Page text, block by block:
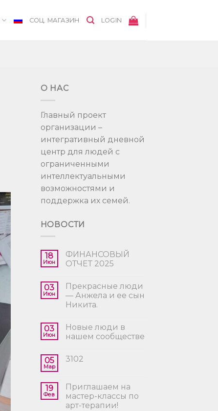
СОЦ. МАГАЗИН LOGIN
О НАС
Главный проект
организации –
интегративный дневной
центр для людей с
ограниченными
интеллектуальными
возможностями и
поддержка их семей.
НОВОСТИ
18
Июн
ФИНАНСОВЫЙ
ОТЧЕТ 2025
03
Июн
Прекрасные люди
— Анжела и ее сын
Никита.
03
Июн
Новые люди в
нашем сообществе
05
Мар
3102
19
Фев
Приглашаем на
мастер-классы по
арт-терапии!